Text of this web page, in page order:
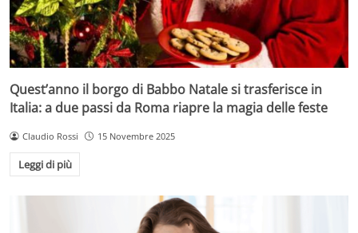
Quest’anno il borgo di Babbo Natale si trasferisce in
Italia: a due passi da Roma riapre la magia delle feste
Claudio Rossi 15 Novembre 2025
Leggi di più